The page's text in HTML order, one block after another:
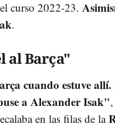
curso 2022-23.
.
al Barça"
cuando estuve
a Alexander Isak"
en las filas de la